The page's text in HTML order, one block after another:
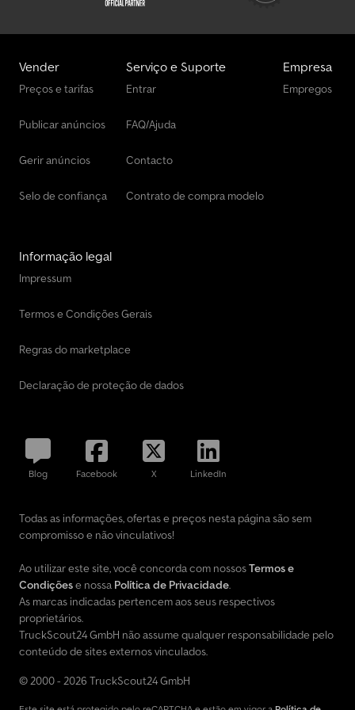
Vender
Preços e tarifas
Publicar anúncios
Gerir anúncios
Selo de confiança
Serviço e Suporte
Entrar
FAQ/Ajuda
Contacto
Contrato de compra modelo
Empresa
Empregos
Informação legal
Impressum
Termos e Condições Gerais
Regras do marketplace
Declaração de proteção de dados
Blog Facebook X LinkedIn
Todas as informações, ofertas e preços nesta página são sem
compromisso e não vinculativos!
Ao utilizar este site, você concorda com nossosTermos e
Condiçõese nossa Política de Privacidade.
As marcas indicadas pertencem aos seus respectivos
proprietários.
TruckScout24 GmbH não assume qualquer responsabilidade pelo
conteúdo de sites externos vinculados.
© 2000 - 2026 TruckScout24 GmbH